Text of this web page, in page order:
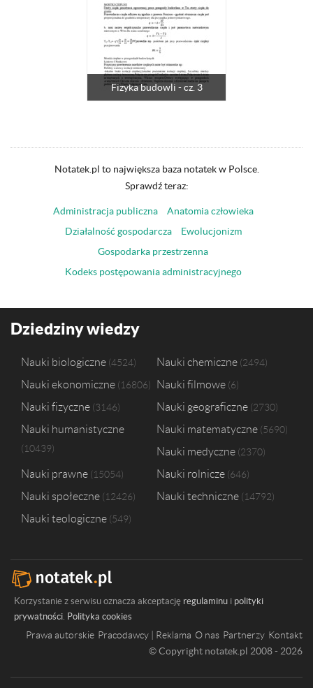
Fizyka budowli - cz. 3
Notatek.pl to największa baza notatek w Polsce.
Sprawdź teraz:
Administracja publiczna
Anatomia człowieka
Działalność gospodarcza
Ewolucjonizm
Gospodarka przestrzenna
Kodeks postępowania administracyjnego
Dziedziny wiedzy
Nauki biologiczne 4524 Nauki chemiczne 2494
Nauki ekonomiczne 16806 Nauki filmowe 6
Nauki fizyczne 3146 Nauki geograficzne 2730
Nauki humanistyczne
10439
Nauki matematyczne 5690
Nauki medyczne 2370
Nauki prawne 15054 Nauki rolnicze 646
Nauki społeczne 12426 Nauki techniczne 14792
Nauki teologiczne 549
Korzystanie z serwisu oznacza akceptację regulaminu i polityki
prywatności. Polityka cookies
Prawa autorskie Pracodawcy | Reklama O nas Partnerzy Kontakt
© Copyright notatek.pl 2008 - 2026